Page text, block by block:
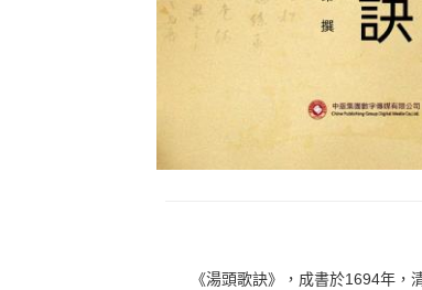
《湯頭歌訣》，成書於1694年